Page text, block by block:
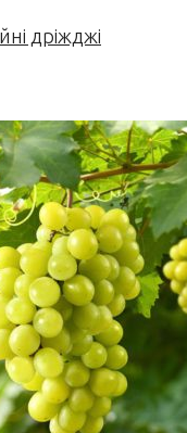
дріжджі